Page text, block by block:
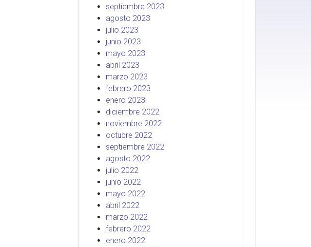
septiembre 2023
agosto 2023
julio 2023
junio 2023
mayo 2023
abril 2023
marzo 2023
febrero 2023
enero 2023
diciembre 2022
noviembre 2022
octubre 2022
septiembre 2022
agosto 2022
julio 2022
junio 2022
mayo 2022
abril 2022
marzo 2022
febrero 2022
enero 2022